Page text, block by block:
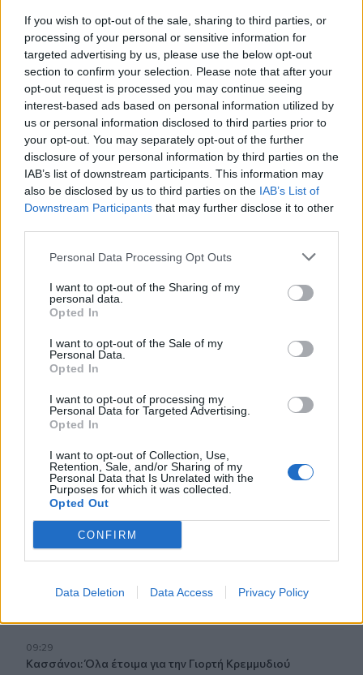
If you wish to opt-out of the sale, sharing to third parties, or
processing of your personal or sensitive information for
targeted advertising by us, please use the below opt-out
section to confirm your selection. Please note that after your
opt-out request is processed you may continue seeing
interest-based ads based on personal information utilized by
us or personal information disclosed to third parties prior to
your opt-out. You may separately opt-out of the further
disclosure of your personal information by third parties on the
IAB’s list of downstream participants. This information may
also be disclosed by us to third parties on the IAB’s List of
Downstream Participants that may further disclose it to other
Personal Data Processing Opt Outs
I want to opt-out of the Sharing of my
personal data.
Opted In
I want to opt-out of the Sale of my
Personal Data.
Opted In
I want to opt-out of processing my
Personal Data for Targeted Advertising.
Opted In
I want to opt-out of Collection, Use,
Retention, Sale, and/or Sharing of my
Personal Data that Is Unrelated with the
Purposes for which it was collected.
Opted Out
CONFIRM
Data Deletion Data Access Privacy Policy
ΣΧΕΤΙΚΆ TAGS
Αιολικά Πάρκα Υπεράκτια Αιολικά Πάρκα
Θάλασσα
Ενέργεια
Γίνε ο ρεπόρτερ του CRETALIVE
Ροή ειδήσεων Δημοφιλή
Ιός Δυτικού Νείλου: Όλη η Αττική στο επίκεντρο των
κρουσμάτων
Ηράκλειο: Ποια θέματα περιλαμβάνει η εβδομαδιαία
ανασκόπηση του Δημάρχου
09:41
Γερμανία: Νέα έρευνα για την άμυνα απέναντι στα drones
Γαμήλιος τουρισμός: Στην Κρήτη από όλες τις ηπείρους,
09:29
Κασσάνοι: Όλα έτοιμα για την Γιορτή Κρεμμυδιού